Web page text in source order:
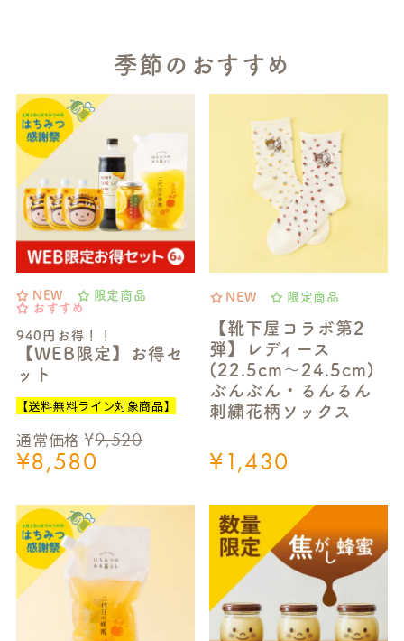
季節のおすすめ
940円お得！！
【WEB限定】お得セ
ット
NEW
限定商品
おすすめ
通常価格 ¥9,520
¥8,580
【送料無料ライン対象商品】
【靴下屋コラボ第2
弾】レディース
(22.5cm～24.5cm)
ぶんぶん・るんるん
刺繍花柄ソックス
NEW 限定商品
¥1,430